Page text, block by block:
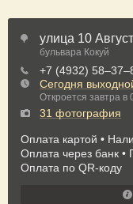
улица 10
бульвара Кокуй
+7 (4932)
Сегодня
Откроется завтра в
31 фотография
Оплата картой
Оплата через банк
Оплата по QR-коду